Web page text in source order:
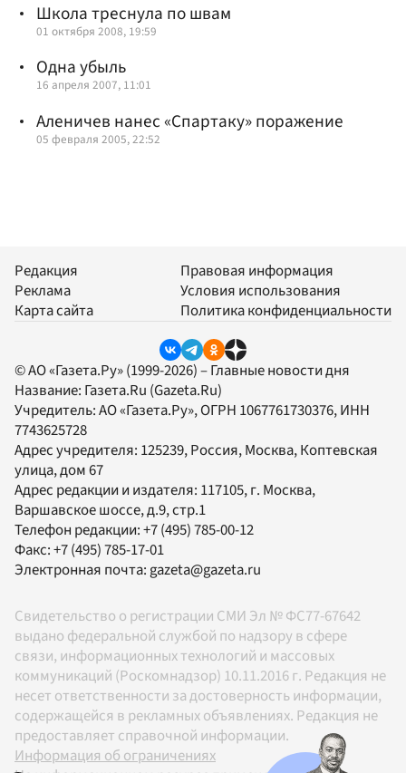
Школа треснула по швам
01 октября 2008, 19:59
Одна убыль
16 апреля 2007, 11:01
Аленичев нанес «Спартаку» поражение
05 февраля 2005, 22:52
Редакция
Реклама
Карта сайта
Правовая информация
Условия использования
Политика конфиденциальности
© АО «Газета.Ру» (1999-2026) – Главные новости дня
Название: Газета.Ru (Gazeta.Ru)
Учредитель:АО «Газета.Ру», ОГРН 1067761730376, ИНН
7743625728
Адрес учредителя: 125239, Россия, Москва, Коптевская
улица, дом 67
Адрес редакции и издателя: 117105, г. Москва,
Варшавское шоссе, д.9, стр.1
Телефон редакции:+7 (495) 785-00-12
Факс:+7 (495) 785-17-01
Электронная почта:gazeta@gazeta.ru
Свидетельство о регистрации СМИ Эл № ФС77-67642
выдано федеральной службой по надзору в сфере
связи, информационных технологий и массовых
коммуникаций (Роскомнадзор) 10.11.2016 г. Редакция не
несет ответственности за достоверность информации,
содержащейся в рекламных объявлениях. Редакция не
предоставляет справочной информации.
Информация об ограничениях